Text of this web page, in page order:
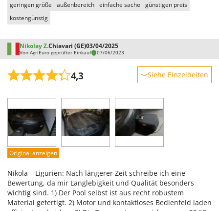
Tre Spade
Trev - Abrek - TecnoVIR
Trotec
Troy-Bilt
U
Udor
Unger
V
Verdemax
Volpi
W
Waldner
Weber
geringen größe
außenbereich einfache sache
günstigen preis
kostengünstig
Nikolay Z.Chiavari (GE)03/04/2025
Von AgriEuro geprüfter Einkauf 07/06/2023
4,3 Siehe Einzelheiten
Benutzerfreundlichkeit
Qualität / Preis
Schwierigkeitsgrad Zusammenbau
Original anzeigen
Nikola – Ligurien: Nach längerer Zeit schreibe ich eine
Bewertung, da mir Langlebigkeit und Qualität besonders
wichtig sind. 1) Der Pool selbst ist aus recht robustem
Material gefertigt. 2) Motor und kontaktloses Bedienfeld laden